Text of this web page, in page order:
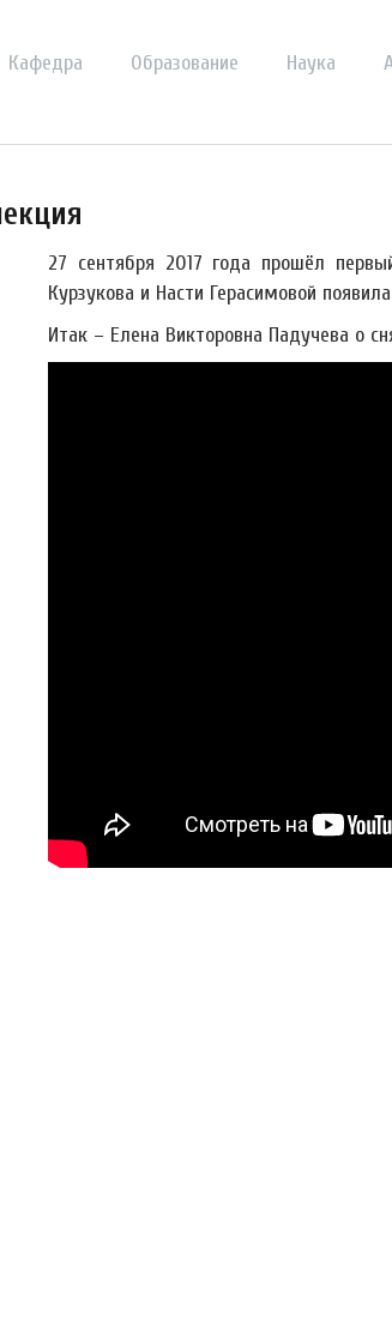
Кафедра Образование Наука
27 сентября 2017 года прошёл
Курзукова и Насти Герасимовой
Итак – Елена Викторовна Падучева о